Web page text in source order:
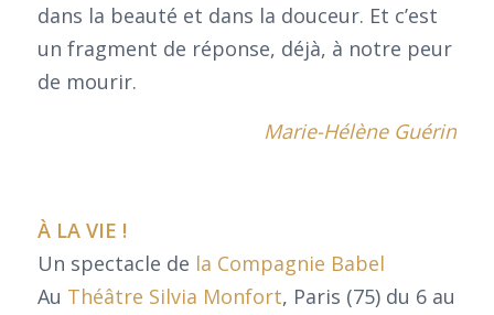
dans la beauté et dans la douceur. Et c’est
un fragment de réponse, déjà, à notre peur
de mourir.
Marie-Hélène Guérin
À LA VIE !
Un spectacle de la Compagnie Babel
Au Théâtre Silvia Monfort, Paris (75) du 6 au